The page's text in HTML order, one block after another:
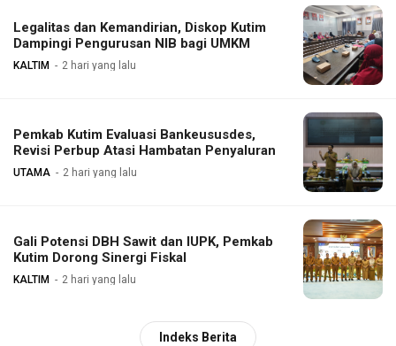
Legalitas dan Kemandirian, Diskop Kutim
Dampingi Pengurusan NIB bagi UMKM
KALTIM 2 hari yang lalu
Pemkab Kutim Evaluasi Bankeususdes,
Revisi Perbup Atasi Hambatan Penyaluran
UTAMA 2 hari yang lalu
Gali Potensi DBH Sawit dan IUPK, Pemkab
Kutim Dorong Sinergi Fiskal
KALTIM 2 hari yang lalu
Indeks Berita